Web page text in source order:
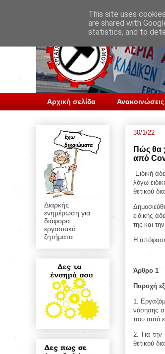
Αρχική σελίδα Ανακοινώσεις
30/1/22
Πώς θα
από
Ειδική
λόγω
θετικού
ειδικής
της και
Η απόφαση
Άρθρο 1
Παροχή
1.
νόσησης
που αυτό
2. Για
θετικού
Διαρκής
ενημέρωση για
διάφορα
εργασιακά
ζητήματα
This site uses
are shared with
statistics, and to